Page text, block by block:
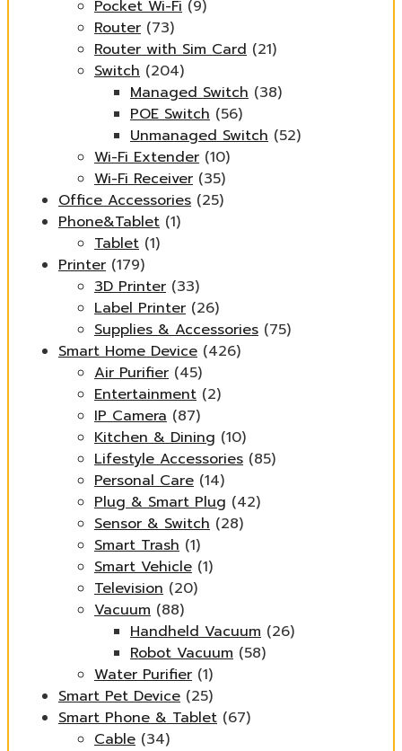
Pocket Wi-Fi (9)
Router (73)
Router with Sim Card (21)
Switch (204)
Managed Switch (38)
POE Switch (56)
Unmanaged Switch (52)
Wi-Fi Extender (10)
Wi-Fi Receiver (35)
Office Accessories (25)
Phone&Tablet (1)
Tablet (1)
Printer (179)
3D Printer (33)
Label Printer (26)
Supplies & Accessories (75)
Smart Home Device (426)
Air Purifier (45)
Entertainment (2)
IP Camera (87)
Kitchen & Dining (10)
Lifestyle Accessories (85)
Personal Care (14)
Plug & Smart Plug (42)
Sensor & Switch (28)
Smart Trash (1)
Smart Vehicle (1)
Television (20)
Vacuum (88)
Handheld Vacuum (26)
Robot Vacuum (58)
Water Purifier (1)
Smart Pet Device (25)
Smart Phone & Tablet (67)
Cable (34)